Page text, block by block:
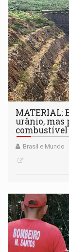
MATERIAL:
urânio, mas
combustível
Brasil e Mundo